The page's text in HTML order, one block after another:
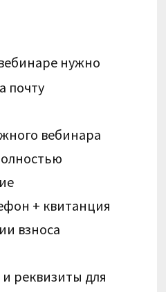
нужно
почту
вебинара
+ квитанция
взноса
реквизиты для